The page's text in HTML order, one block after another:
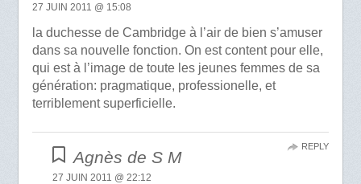
27 JUIN 2011 @ 15:08
la duchesse de Cambridge à l’air de bien s’amuser
dans sa nouvelle fonction. On est content pour elle,
qui est à l’image de toute les jeunes femmes de sa
génération: pragmatique, professionelle, et
terriblement superficielle.
Agnès de S M
27 JUIN 2011 @ 22:12
REPLY